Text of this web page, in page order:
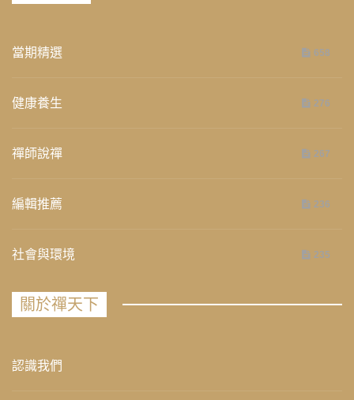
當期精選 658
健康養生 276
禪師說禪 267
編輯推薦 236
社會與環境 235
關於禪天下
認識我們